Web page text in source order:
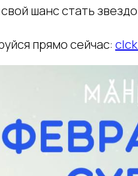
шанс стать
прямо сейчас: